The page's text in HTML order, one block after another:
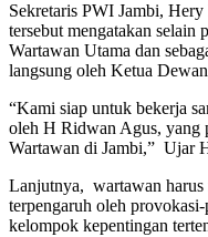
Sekretaris PWI Jambi,
tersebut mengatakan selain
Wartawan Utama dan
langsung oleh Ketua
“Kami siap untuk bekerja
oleh H Ridwan Agus, yang
Wartawan di Jambi,” Ujar
Lanjutnya, wartawan harus
terpengaruh oleh
kelompok kepentingan